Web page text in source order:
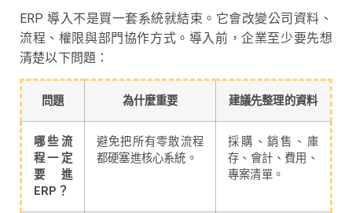
ERP 導入不是買一套系統就結束。它會改變公司資料、
流程、權限與部門協作方式。導入前，企業至少要先想
清楚以下問題：
問題 為什麼重要 建議先整理的資料
哪些流
程一定
要進
ERP？
避免把所有零散流程
都硬塞進核心系統。
採購、銷售、庫
存、會計、費用、
專案清單。